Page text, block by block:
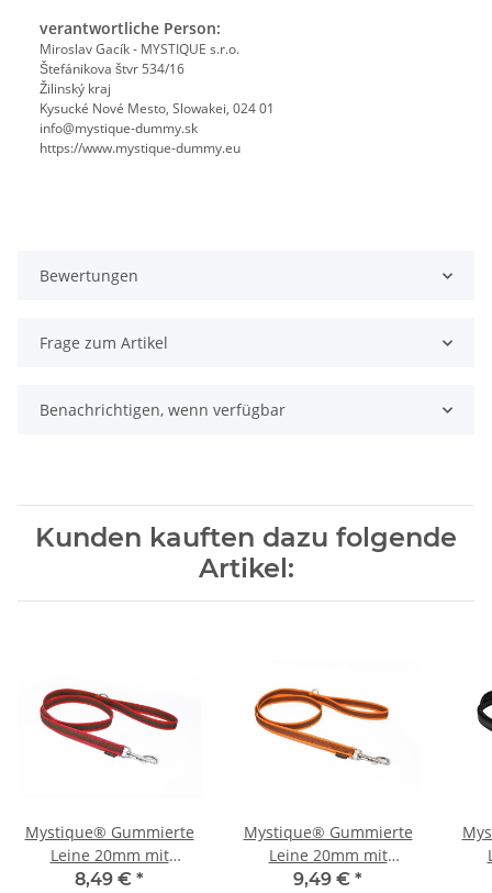
verantwortliche Person:
Miroslav Gacík - MYSTIQUE s.r.o.
Štefánikova štvr 534/16
Žilinský kraj
Kysucké Nové Mesto, Slowakei, 024 01
info@mystique-dummy.sk
https://www.mystique-dummy.eu
Bewertungen
Frage zum Artikel
Benachrichtigen, wenn verfügbar
Kunden kauften dazu folgende
Artikel:
Mystique® Gummierte
Leine 20mm mit
Handschlaufe Standard
8,49 € *
Mystique® Gummierte
Leine 20mm mit
Handschlaufe Standard
9,49 € *